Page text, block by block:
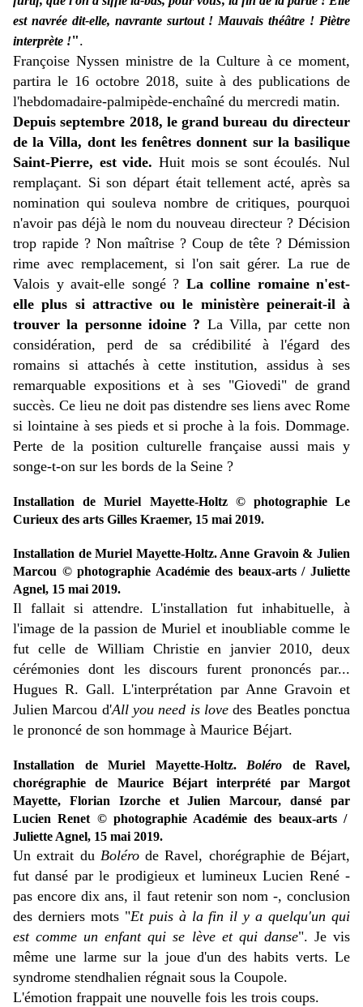
est navrée dit-elle, navrante surtout ! Mauvais théâtre ! Piètre
interprète !".
Françoise Nyssen ministre de la Culture à ce moment,
partira le 16 octobre 2018, suite à des publications de
l'hebdomadaire-palmipède-enchaîné du mercredi matin.
Depuis septembre 2018, le grand bureau du directeur
de la Villa, dont les fenêtres donnent sur la basilique
Saint-Pierre, est vide. Huit mois se sont écoulés. Nul
remplaçant. Si son départ était tellement acté, après sa
nomination qui souleva nombre de critiques, pourquoi
n'avoir pas déjà le nom du nouveau directeur ? Décision
trop rapide ? Non maîtrise ? Coup de tête ? Démission
rime avec remplacement, si l'on sait gérer. La rue de
Valois y avait-elle songé ? La colline romaine n'est-
elle plus si attractive ou le ministère peinerait-il à
trouver la personne idoine ? La Villa, par cette non
considération, perd de sa crédibilité à l'égard des
romains si attachés à cette institution, assidus à ses
remarquable expositions et à ses "Giovedi" de grand
succès. Ce lieu ne doit pas distendre ses liens avec Rome
si lointaine à ses pieds et si proche à la fois. Dommage.
Perte de la position culturelle française aussi mais y
songe-t-on sur les bords de la Seine ?
Installation de Muriel Mayette-Holtz © photographie Le
Curieux des arts Gilles Kraemer, 15 mai 2019.
Installation de Muriel Mayette-Holtz. Anne Gravoin & Julien
Marcou © photographie Académie des beaux-arts / Juliette
Agnel, 15 mai 2019.
Il fallait si attendre. L'installation fut inhabituelle, à
l'image de la passion de Muriel et inoubliable comme le
fut celle de William Christie en janvier 2010, deux
cérémonies dont les discours furent prononcés par...
Hugues R. Gall. L'interprétation par Anne Gravoin et
Julien Marcou d'All you need is love des Beatles ponctua
le prononcé de son hommage à Maurice Béjart.
Installation de Muriel Mayette-Holtz. Boléro de Ravel,
chorégraphie de Maurice Béjart interprété par Margot
Mayette, Florian Izorche et Julien Marcour, dansé par
Lucien Renet © photographie Académie des beaux-arts /
Juliette Agnel, 15 mai 2019.
Un extrait du Bolérode Ravel, chorégraphie de Béjart,
fut dansé par le prodigieux et lumineux Lucien René -
pas encore dix ans, il faut retenir son nom -, conclusion
des derniers mots "Et puis à la fin il y a quelqu'un qui
est comme un enfant qui se lève et qui danse". Je vis
même une larme sur la joue d'un des habits verts. Le
syndrome stendhalien régnait sous la Coupole.
L'émotion frappait une nouvelle fois les trois coups.